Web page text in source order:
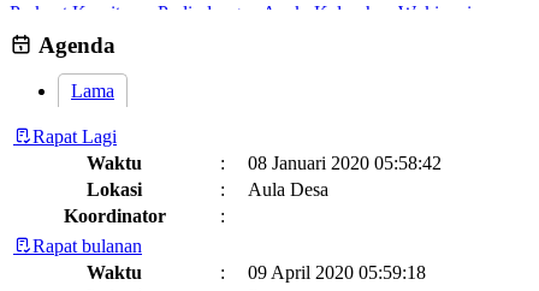
Perkuat Komitmen Perlindungan Anak, Kalurahan Wukirsari
Menggelar Sosialisasi dan Outbond Desa Ramah Anak
Agenda
Lama
Rapat Lagi
Waktu
:
08 Januari 2020 05:58:42
Lokasi
:
Aula Desa
Koordinator
:
Rapat bulanan
Waktu
:
09 April 2020 05:59:18